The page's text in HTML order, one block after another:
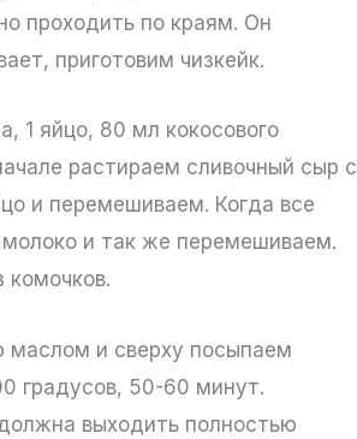
проходить по краям. Он
приготовим чизкейк.
1 яйцо, 80 мл кокосового
растираем сливочный сыр с
и перемешиваем. Когда все
и так же перемешиваем.
и сверху посыпаем
градусов, 50-60 минут.
выходить полностью